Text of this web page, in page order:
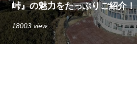
峠』の魅力をたっぷりご紹介！
18003 view